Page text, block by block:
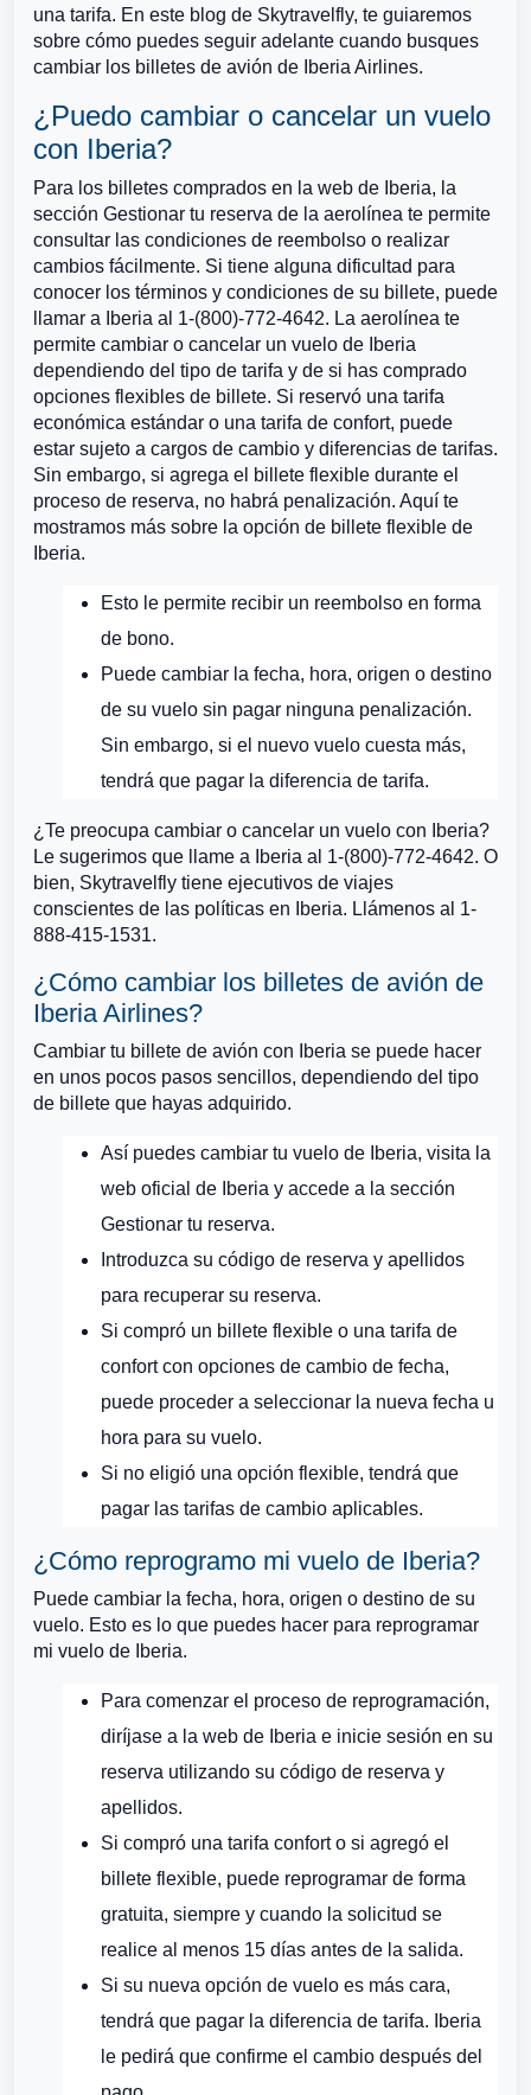
una tarifa. En este blog de Skytravelfly, te guiaremos
sobre cómo puedes seguir adelante cuando busques
cambiar los billetes de avión de Iberia Airlines.
¿Puedo cambiar o cancelar un vuelo
con Iberia?
Para los billetes comprados en la web de Iberia, la
sección Gestionar tu reserva de la aerolínea te permite
consultar las condiciones de reembolso o realizar
cambios fácilmente. Si tiene alguna dificultad para
conocer los términos y condiciones de su billete, puede
llamar a Iberia al 1-(800)-772-4642. La aerolínea te
permite cambiar o cancelar un vuelo de Iberia
dependiendo del tipo de tarifa y de si has comprado
opciones flexibles de billete. Si reservó una tarifa
económica estándar o una tarifa de confort, puede
estar sujeto a cargos de cambio y diferencias de tarifas.
Sin embargo, si agrega el billete flexible durante el
proceso de reserva, no habrá penalización. Aquí te
mostramos más sobre la opción de billete flexible de
Iberia.
Esto le permite recibir un reembolso en forma
de bono.
Puede cambiar la fecha, hora, origen o destino
de su vuelo sin pagar ninguna penalización.
Sin embargo, si el nuevo vuelo cuesta más,
tendrá que pagar la diferencia de tarifa.
¿Te preocupa cambiar o cancelar un vuelo con Iberia?
Le sugerimos que llame a Iberia al 1-(800)-772-4642. O
bien, Skytravelfly tiene ejecutivos de viajes
conscientes de las políticas en Iberia. Llámenos al 1-
888-415-1531.
¿Cómo cambiar los billetes de avión de
Iberia Airlines?
Cambiar tu billete de avión con Iberia se puede hacer
en unos pocos pasos sencillos, dependiendo del tipo
de billete que hayas adquirido.
Así puedes cambiar tu vuelo de Iberia, visita la
web oficial de Iberia y accede a la sección
Gestionar tu reserva.
Introduzca su código de reserva y apellidos
para recuperar su reserva.
Si compró un billete flexible o una tarifa de
confort con opciones de cambio de fecha,
puede proceder a seleccionar la nueva fecha u
hora para su vuelo.
Si no eligió una opción flexible, tendrá que
pagar las tarifas de cambio aplicables.
¿Cómo reprogramo mi vuelo de Iberia?
Puede cambiar la fecha, hora, origen o destino de su
vuelo. Esto es lo que puedes hacer para reprogramar
mi vuelo de Iberia.
Para comenzar el proceso de reprogramación,
diríjase a la web de Iberia e inicie sesión en su
reserva utilizando su código de reserva y
apellidos.
Si compró una tarifa confort o si agregó el
billete flexible, puede reprogramar de forma
gratuita, siempre y cuando la solicitud se
realice al menos 15 días antes de la salida.
Si su nueva opción de vuelo es más cara,
tendrá que pagar la diferencia de tarifa. Iberia
le pedirá que confirme el cambio después del